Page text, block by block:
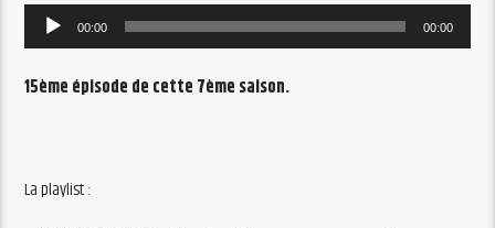
Audio
Player
00:00 00:00
15ème épisode de cette 7ème saison.
La playlist :